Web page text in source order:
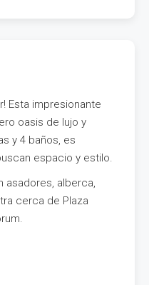
Esta impresionante
oasis de lujo y
y 4 baños, es
espacio y estilo.
asadores, alberca,
cerca de Plaza